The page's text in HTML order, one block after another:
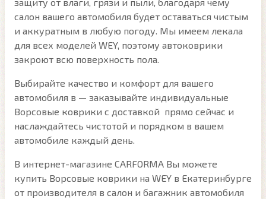
салон вашего автомобиля будет оставаться чистым
и аккуратным в любую погоду. Мы имеем лекала
для всех моделей WEY, поэтому автоковрики
закроют всю поверхность пола.
Выбирайте качество и комфорт для вашего
автомобиля в — заказывайте индивидуальные
Ворсовые коврики с доставкой прямо сейчас и
наслаждайтесь чистотой и порядком в вашем
автомобиле каждый день.
В интернет-магазине CARFORMA Вы можете
купить Ворсовые коврики на WEY в Екатеринбурге
от производителя в салон и багажник автомобиля